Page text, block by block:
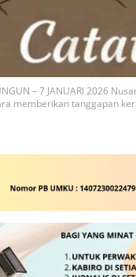
– 7 JANUARI 2026
memberikan tanggapan